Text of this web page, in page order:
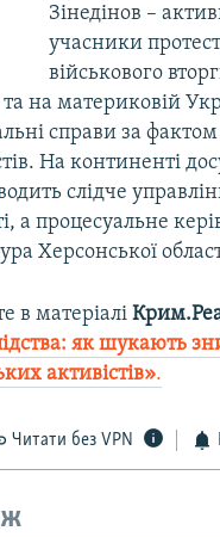
Зінедінов –
учасники
військового
на материковій
справи за фактом
На континенті
слідче
а процесуальне
Херсонської
в матеріалі
як шукають
активістів».
Читати без VPN